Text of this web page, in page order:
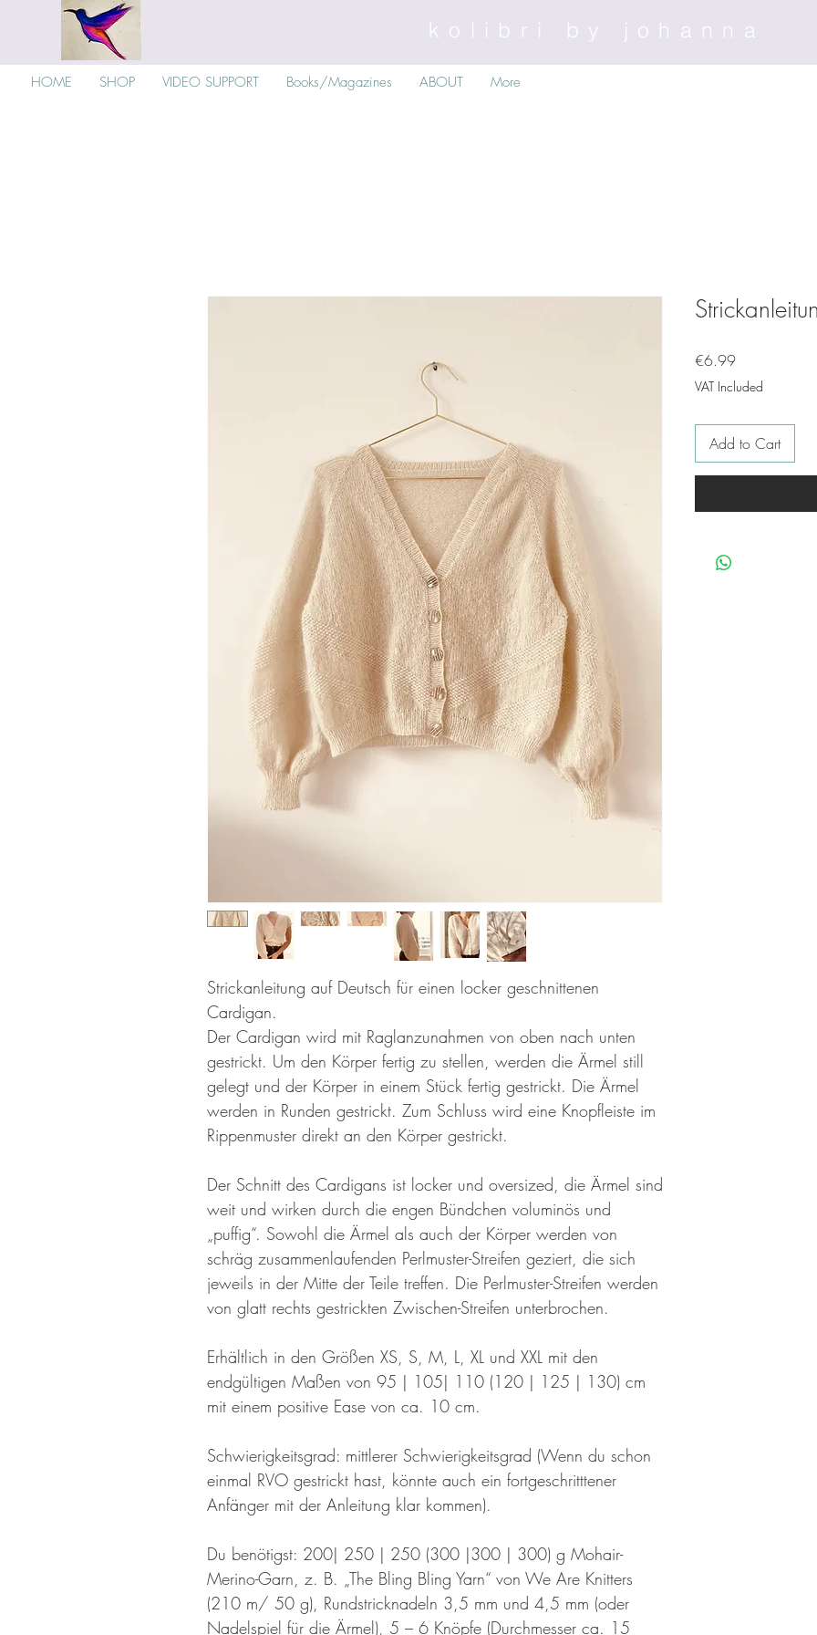
HOME SHOP VIDEO SUPPORT Books/Magazines ABOUT More
kolibri by johanna
Strickanleitung auf Deutsch für einen locker geschnittenen
Cardigan.
Der Cardigan wird mit Raglanzunahmen von oben nach unten
gestrickt. Um den Körper fertig zu stellen, werden die Ärmel still
gelegt und der Körper in einem Stück fertig gestrickt. Die Ärmel
werden in Runden gestrickt. Zum Schluss wird eine Knopfleiste im
Rippenmuster direkt an den Körper gestrickt.
Der Schnitt des Cardigans ist locker und oversized, die Ärmel sind
weit und wirken durch die engen Bündchen voluminös und
„puffig“. Sowohl die Ärmel als auch der Körper werden von
schräg zusammenlaufenden Perlmuster-Streifen geziert, die sich
jeweils in der Mitte der Teile treffen. Die Perlmuster-Streifen werden
von glatt rechts gestrickten Zwischen-Streifen unterbrochen.
Erhältlich in den Größen XS, S, M, L, XL und XXL mit den
endgültigen Maßen von 95 | 105| 110 (120 | 125 | 130) cm
mit einem positive Ease von ca. 10 cm.
Schwierigkeitsgrad: mittlerer Schwierigkeitsgrad (Wenn du schon
einmal RVO gestrickt hast, könnte auch ein fortgeschritttener
Anfänger mit der Anleitung klar kommen).
Du benötigst: 200| 250 | 250 (300 |300 | 300) g Mohair-
Merino-Garn, z. B. „The Bling Bling Yarn“ von We Are Knitters
(210 m/ 50 g), Rundstricknadeln 3,5 mm und 4,5 mm (oder
Nadelspiel für die Ärmel), 5 – 6 Knöpfe (Durchmesser ca. 15
€6.99Price
VAT Included
Add to Cart